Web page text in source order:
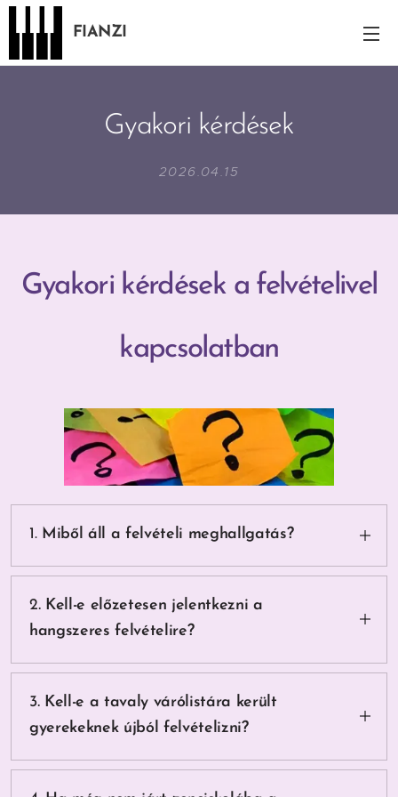
FIANZI
Gyakori kérdések
2026.04.15
Gyakori kérdések a felvételivel
kapcsolatban
1. Miből áll a felvételi meghallgatás?
A képességfelmérő meghallgatásra készüljön a
felvételiző gyermek egy gyermekdallal, majd egy
rövid dallamot kell visszaénekelni, és egy
egyszerű ritmust visszatapsolni.
2. Kell-e előzetesen jelentkezni a
hangszeres felvételire?
Igen, a honlapon található online jelentkezési lap
kitöltésével, a megadott határidőig. Ezt követően
a személyes találkozáshoz online
időpontfoglalással. (Erről e-mailben értesítést
küldünk.)
3. Kell-e a tavaly várólistára került
gyerekeknek újból felvételizni?
A tavaly várólistára került tanulóknak újra kell
felvételizniük, mert a várólista/előjegyzés csak az